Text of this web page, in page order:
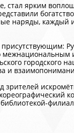
ярким
наряды, каждый
городского
и
зрителей
библиотекой-